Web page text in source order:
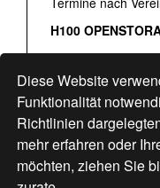
Diese Website
Funktionalität
Richtlinien
mehr erfahren oder
möchten, ziehen Sie
H100
Fr:
16:00–18:30
Sa: 12:00–17:00
Hohlstrasse 122
www.bogen33.ch